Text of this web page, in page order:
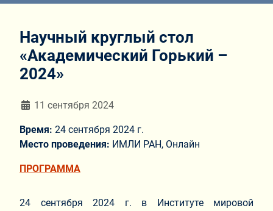
Научный круглый стол
«Академический Горький –
2024»
Информация о материале
11 сентября 2024
Время: 24 сентября 2024 г.
Место проведения: ИМЛИ РАН, Онлайн
ПРОГРАММА
24 сентября 2024 г. в Институте мировой